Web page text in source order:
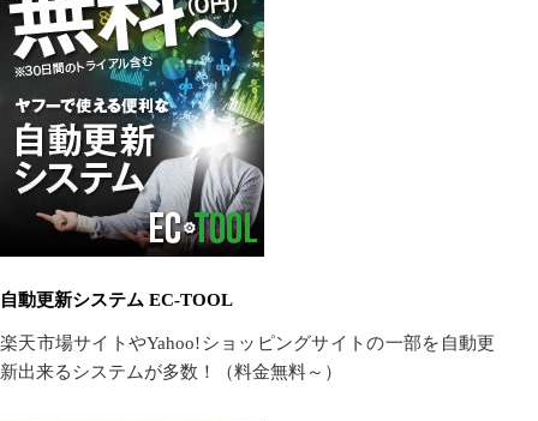
自動更新システム EC-TOOL
楽天市場サイトやYahoo!ショッピングサイトの一部を自動更
新出来るシステムが多数！（料金無料～）